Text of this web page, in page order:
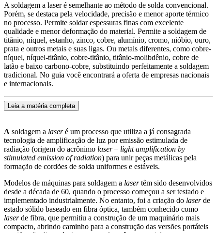
A soldagem a laser é semelhante ao método de solda convencional.
Porém, se destaca pela velocidade, precisão e menor aporte térmico
no processo. Permite soldar espessuras finas com excelente
qualidade e menor deformação do material. Permite a soldagem de
titânio, níquel, estanho, zinco, cobre, alumínio, cromo, nióbio, ouro,
prata e outros metais e suas ligas. Ou metais diferentes, como cobre-
níquel, níquel-titânio, cobre-titânio, titânio-molibdênio, cobre de
latão e baixo carbono-cobre, substituindo perfeitamente a soldagem
tradicional. No guia você encontrará a oferta de empresas nacionais
e internacionais.
Leia a matéria completa
A soldagem a laseré um processo que utiliza a já consagrada
tecnologia de amplificação de luz por emissão estimulada de
radiação (origem do acrônimo laser – light amplification by
stimulated emission of radiation) para unir peças metálicas pela
formação de cordões de solda uniformes e estáveis.
Modelos de máquinas para soldagem a lasertêm sido desenvolvidos
desde a década de 60, quando o processo começou a ser testado e
implementado industrialmente. No entanto, foi a criação do laserde
estado sólido baseado em fibra óptica, também conhecido como
laserde fibra, que permitiu a construção de um maquinário mais
compacto, abrindo caminho para a construção das versões portáteis